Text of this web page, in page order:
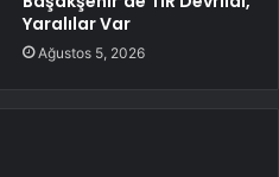
Yaralılar Var
Ağustos 5, 2026